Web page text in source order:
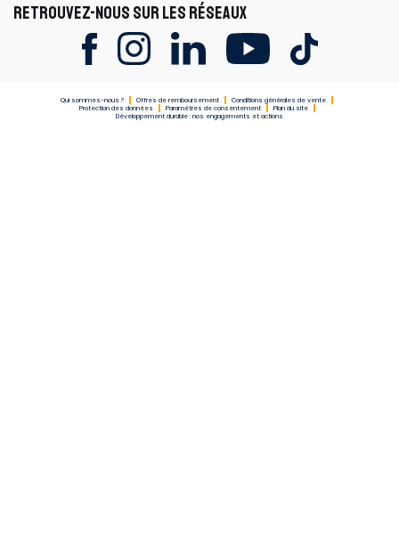
RETROUVEZ-NOUS SUR LES RÉSEAUX
Qui sommes-nous ? Offres de remboursement
Conditions générales de vente
Protection des données
Paramètres de consentement
Plan du site
Développement durable : nos engagements et actions